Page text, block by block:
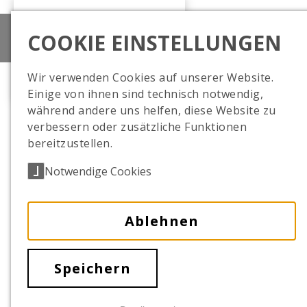
COOKIE EINSTELLUNGEN
Wir verwenden Cookies auf unserer Website.
Einige von ihnen sind technisch notwendig,
während andere uns helfen, diese Website zu
verbessern oder zusätzliche Funktionen
bereitzustellen.
Notwendige Cookies
Ablehnen
Speichern